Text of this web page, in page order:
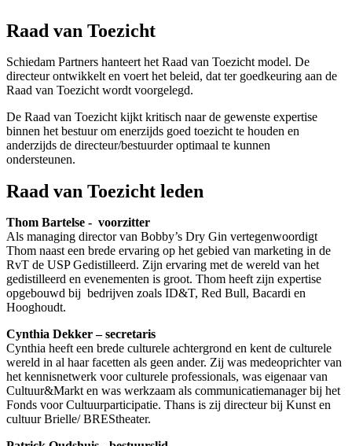
Raad van Toezicht
Schiedam Partners hanteert het Raad van Toezicht model. De
directeur ontwikkelt en voert het beleid, dat ter goedkeuring aan de
Raad van Toezicht wordt voorgelegd.
De Raad van Toezicht kijkt kritisch naar de gewenste expertise
binnen het bestuur om enerzijds goed toezicht te houden en
anderzijds de directeur/bestuurder optimaal te kunnen
ondersteunen.
Raad van Toezicht leden
Thom Bartelse - voorzitter
Als managing director van Bobby’s Dry Gin vertegenwoordigt
Thom naast een brede ervaring op het gebied van marketing in de
RvT de USP Gedistilleerd. Zijn ervaring met de wereld van het
gedistilleerd en evenementen is groot. Thom heeft zijn expertise
opgebouwd bij bedrijven zoals ID&T, Red Bull, Bacardi en
Hooghoudt.
Cynthia Dekker – secretaris
Cynthia heeft een brede culturele achtergrond en kent de culturele
wereld in al haar facetten als geen ander. Zij was medeoprichter van
het kennisnetwerk voor culturele professionals, was eigenaar van
Cultuur&Markt en was werkzaam als communicatiemanager bij het
Fonds voor Cultuurparticipatie. Thans is zij directeur bij Kunst en
cultuur Brielle/ BREStheater.